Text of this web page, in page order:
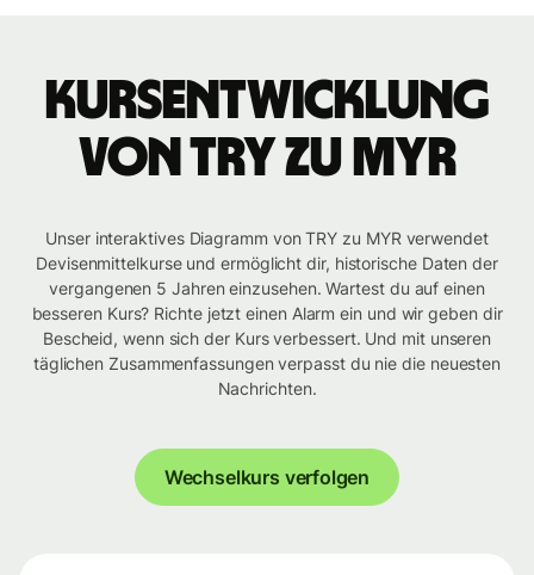
Kursentwicklung
von TRY zu MYR
Unser interaktives Diagramm von TRY zu MYR verwendet
Devisenmittelkurse und ermöglicht dir, historische Daten der
vergangenen 5 Jahren einzusehen. Wartest du auf einen
besseren Kurs? Richte jetzt einen Alarm ein und wir geben dir
Bescheid, wenn sich der Kurs verbessert. Und mit unseren
täglichen Zusammenfassungen verpasst du nie die neuesten
Nachrichten.
Wechselkurs verfolgen